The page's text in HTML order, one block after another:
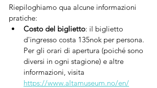
Riepiloghiamo qua alcune informazioni
pratiche:
Costo del biglietto: il biglietto
d'ingresso costa 135nok per persona.
Per gli orari di apertura (poiché sono
diversi in ogni stagione) e altre
informazioni, visita
https://www.altamuseum.no/en/